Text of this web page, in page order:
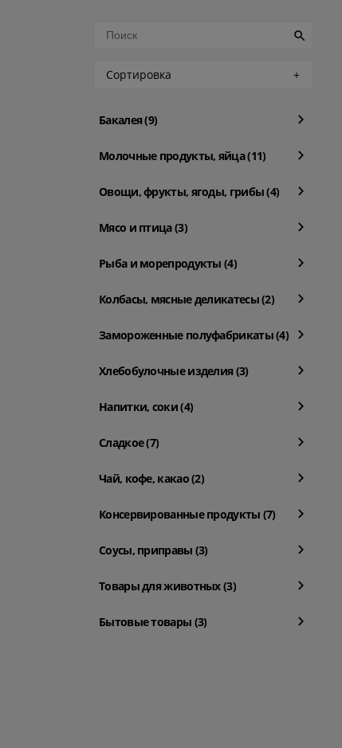
Сортировка
Бакалея (9)
Молочные продукты, яйца (11)
Овощи, фрукты, ягоды, грибы (4)
Мясо и птица (3)
Рыба и морепродукты (4)
Колбасы, мясные деликатесы (2)
Замороженные полуфабрикаты (4)
Хлебобулочные изделия (3)
Напитки, соки (4)
Сладкое (7)
Чай, кофе, какао (2)
Консервированные продукты (7)
Соусы, приправы (3)
Товары для животных (3)
Бытовые товары (3)